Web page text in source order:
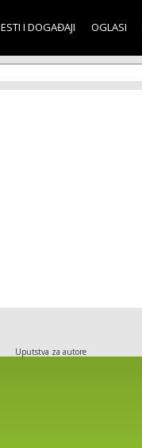
I DOGAĐAJI OGLASI
form
Uputstva za autore